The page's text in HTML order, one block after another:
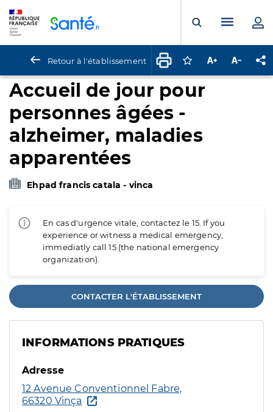
Ouvrir laMenu
Retour à l'établissement Connectez-vous
Augmenter la
Accueil de jour pour
personnes âgées -
alzheimer, maladies
apparentées
Ehpad francis catala - vinca
En cas d'urgence vitale, contactez le 15. If you
experience or witness a medical emergency,
immediatly call 15 (the national emergency
organization).
CONTACTER L'ÉTABLISSEMENT
INFORMATIONS PRATIQUES
Adresse
12 Avenue Conventionnel Fabre,
66320 Vinça